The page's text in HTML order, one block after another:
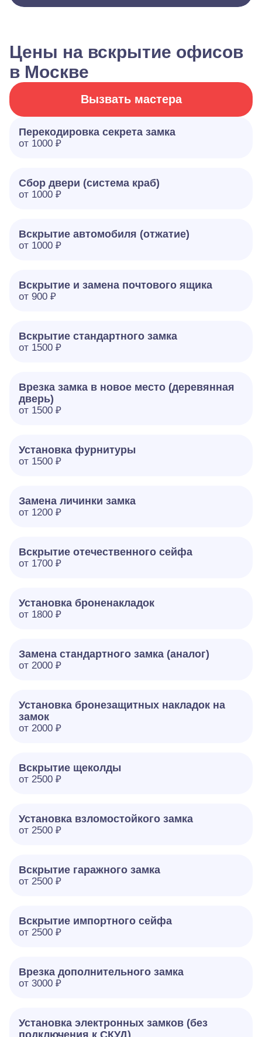
Цены на вскрытие офисов
в Москве
Вызвать мастера
Перекодировка секрета замка
от 1000 ₽
Сбор двери (система краб)
от 1000 ₽
Вскрытие автомобиля (отжатие)
от 1000 ₽
Вскрытие и замена почтового ящика
от 900 ₽
Вскрытие стандартного замка
от 1500 ₽
Врезка замка в новое место (деревянная
дверь)
от 1500 ₽
Установка фурнитуры
от 1500 ₽
Замена личинки замка
от 1200 ₽
Вскрытие отечественного сейфа
от 1700 ₽
Установка броненакладок
от 1800 ₽
Замена стандартного замка (аналог)
от 2000 ₽
Установка бронезащитных накладок на
замок
от 2000 ₽
Вскрытие щеколды
от 2500 ₽
Установка взломостойкого замка
от 2500 ₽
Вскрытие гаражного замка
от 2500 ₽
Вскрытие импортного сейфа
от 2500 ₽
Врезка дополнительного замка
от 3000 ₽
Установка электронных замков (без
подключения к СКУД)